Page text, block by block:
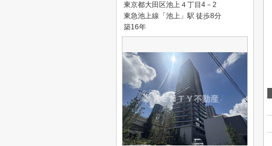
東京都大田区池上４丁目4－2
東急池上線「池上」駅 徒歩8分
築16年